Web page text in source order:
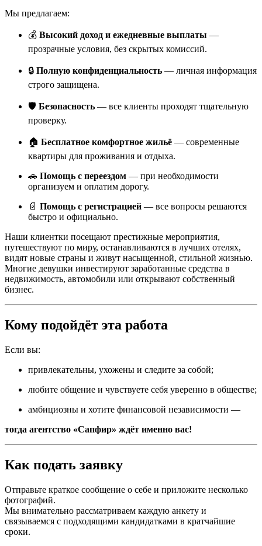
Мы предлагаем:
💰 Высокий доход и ежедневные выплаты —
прозрачные условия, без скрытых комиссий.
🔒 Полную конфиденциальность — личная информация
строго защищена.
🛡️ Безопасность — все клиенты проходят тщательную
проверку.
🏠 Бесплатное комфортное жильё — современные
квартиры для проживания и отдыха.
🚗 Помощь с переездом — при необходимости
организуем и оплатим дорогу.
📄 Помощь с регистрацией — все вопросы решаются
быстро и официально.
Наши клиентки посещают престижные мероприятия,
путешествуют по миру, останавливаются в лучших отелях,
видят новые страны и живут насыщенной, стильной жизнью.
Многие девушки инвестируют заработанные средства в
недвижимость, автомобили или открывают собственный
бизнес.
Кому подойдёт эта работа
Если вы:
привлекательны, ухожены и следите за собой;
любите общение и чувствуете себя уверенно в обществе;
амбициозны и хотите финансовой независимости —
тогда агентство «Сапфир» ждёт именно вас!
Как подать заявку
Отправьте краткое сообщение о себе и приложите несколько
фотографий.
Мы внимательно рассматриваем каждую анкету и
связываемся с подходящими кандидатками в кратчайшие
сроки.